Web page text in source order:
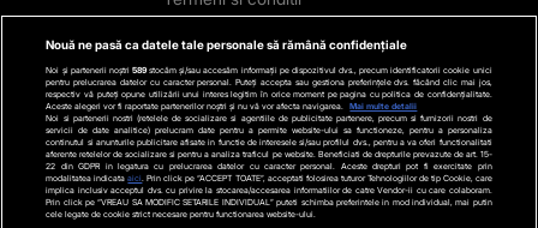
Categorii
Stiri actuale
Stiri Politice
Educatie
Stiri externe
Life
Nouă ne pasă ca datele tale personale să rămână confidențiale
Noi și partenerii noștri 589stocăm și/sau accesăm informații pe dispozitivul dvs., precum identificatorii cookie unici
pentru prelucrarea datelor cu caracter personal. Puteți accepta sau gestiona preferințele dvs. făcând clic mai jos,
respectiv vă puteți opune utilizării unui interes legitim în orice moment pe pagina cu politica de confidențialitate.
Aceste alegeri vor fi raportate partenerilor noștri și nu vă vor afecta navigarea.
Mai multe detalii
Noi si partenerii nostri (retelele de socializare si agentiile de publicitate partenere, precum si furnizorii nostri de
servicii de date analitice) prelucram date pentru a permite website-ului sa functioneze, pentru a personaliza
continutul si anunturile publicitare afisate in functie de interesele si/sau profilul dvs., pentru a va oferi functionalitati
aferente retelelor de socializare si pentru a analiza traficul pe website. Beneficiati de drepturile prevazute de art. 15-
22 din GDPR in legatura cu prelucrarea datelor cu caracter personal. Aceste drepturi pot fi exercitate prin
modalitatea indicataaici . Prin click pe “ACCEPT TOATE”, acceptati folosirea tuturor Tehnologiilor de tip Cookie, care
implica inclusiv acceptul dvs. cu privire la stocarea/accesarea informatiilor de catre Vendor-ii cu care colaboram.
Prin click pe “VREAU SA MODIFIC SETARILE INDIVIDUAL” puteti schimba preferintele in mod individual, mai putin
cele legate de cookie strict necesare pentru functionarea website-ului.